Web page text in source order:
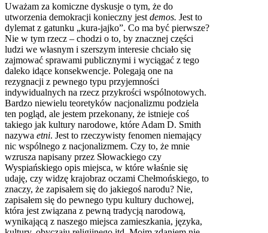
Uważam za komiczne dyskusje o tym, że do
utworzenia demokracji konieczny jest demos. Jest to
dylemat z gatunku „kura-jajko”. Co ma być pierwsze?
Nie w tym rzecz – chodzi o to, by znacznej części
ludzi we własnym i szerszym interesie chciało się
zajmować sprawami publicznymi i wyciągać z tego
daleko idące konsekwencje. Polegają one na
rezygnacji z pewnego typu przyjemności
indywidualnych na rzecz przykrości wspólnotowych.
Bardzo niewielu teoretyków nacjonalizmu podziela
ten pogląd, ale jestem przekonany, że istnieje coś
takiego jak kultury narodowe, które Adam D. Smith
nazywa etni. Jest to rzeczywisty fenomen niemający
nic wspólnego z nacjonalizmem. Czy to, że mnie
wzrusza napisany przez Słowackiego czy
Wyspiańskiego opis miejsca, w które właśnie się
udaję, czy widzę krajobraz oczami Chełmońskiego, to
znaczy, że zapisałem się do jakiegoś narodu? Nie,
zapisałem się do pewnego typu kultury duchowej,
która jest związana z pewną tradycją narodową,
wynikającą z naszego miejsca zamieszkania, języka,